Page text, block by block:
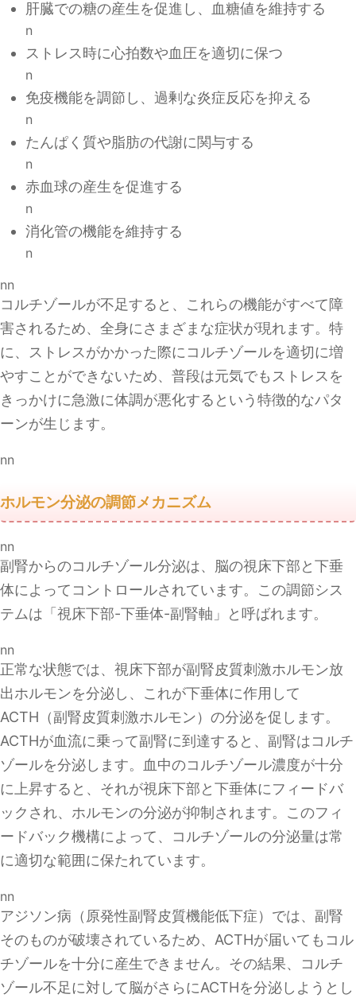
肝臓での糖の産生を促進し、血糖値を維持する
n
ストレス時に心拍数や血圧を適切に保つ
n
免疫機能を調節し、過剰な炎症反応を抑える
n
たんぱく質や脂肪の代謝に関与する
n
赤血球の産生を促進する
n
消化管の機能を維持する
n
nn
コルチゾールが不足すると、これらの機能がすべて障
害されるため、全身にさまざまな症状が現れます。特
に、ストレスがかかった際にコルチゾールを適切に増
やすことができないため、普段は元気でもストレスを
きっかけに急激に体調が悪化するという特徴的なパタ
ーンが生じます。
nn
ホルモン分泌の調節メカニズム
nn
副腎からのコルチゾール分泌は、脳の視床下部と下垂
体によってコントロールされています。この調節シス
テムは「視床下部-下垂体-副腎軸」と呼ばれます。
nn
正常な状態では、視床下部が副腎皮質刺激ホルモン放
出ホルモンを分泌し、これが下垂体に作用して
ACTH（副腎皮質刺激ホルモン）の分泌を促します。
ACTHが血流に乗って副腎に到達すると、副腎はコルチ
ゾールを分泌します。血中のコルチゾール濃度が十分
に上昇すると、それが視床下部と下垂体にフィードバ
ックされ、ホルモンの分泌が抑制されます。このフィ
ードバック機構によって、コルチゾールの分泌量は常
に適切な範囲に保たれています。
nn
アジソン病（原発性副腎皮質機能低下症）では、副腎
そのものが破壊されているため、ACTHが届いてもコル
チゾールを十分に産生できません。その結果、コルチ
ゾール不足に対して脳がさらにACTHを分泌しようとし